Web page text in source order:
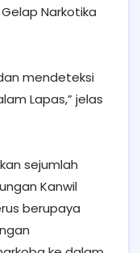
Narkotika
mendeteksi
Lapas,” jelas
sejumlah
Kanwil
berupaya